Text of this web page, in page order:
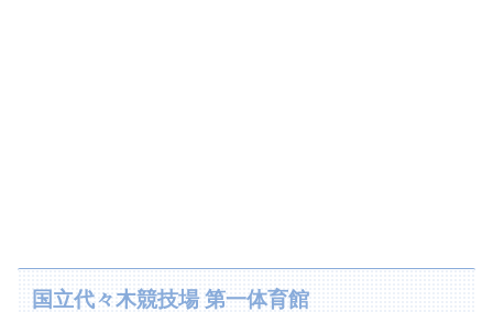
国立代々木競技場 第一体育館